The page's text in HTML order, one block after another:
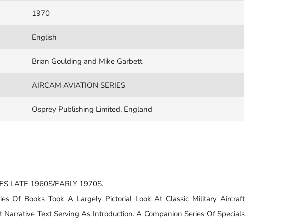
1970
English
Brian Goulding and Mike Garbett
AIRCAM AVIATION SERIES
Osprey Publishing Limited, England
LATE 1960S/EARLY 1970S.
Of Books Took A Largely Pictorial Look At Classic Military Aircraft
Text Serving As Introduction. A Companion Series Of Specials